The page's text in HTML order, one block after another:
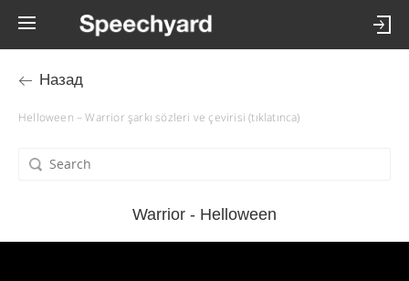
Назад
Helloween – Warrior şarkı sözleri ve çevirisi (tıklatınca)
Warrior - Helloween